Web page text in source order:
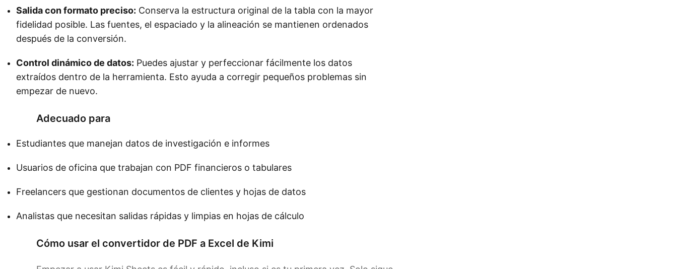
Salida con formato preciso: Conserva la estructura original de la tabla con la mayor
fidelidad posible. Las fuentes, el espaciado y la alineación se mantienen ordenados
después de la conversión.
Control dinámico de datos: Puedes ajustar y perfeccionar fácilmente los datos
extraídos dentro de la herramienta. Esto ayuda a corregir pequeños problemas sin
empezar de nuevo.
Adecuado para
Estudiantes que manejan datos de investigación e informes
Usuarios de oficina que trabajan con PDF financieros o tabulares
Freelancers que gestionan documentos de clientes y hojas de datos
Analistas que necesitan salidas rápidas y limpias en hojas de cálculo
Cómo usar el convertidor de PDF a Excel de Kimi